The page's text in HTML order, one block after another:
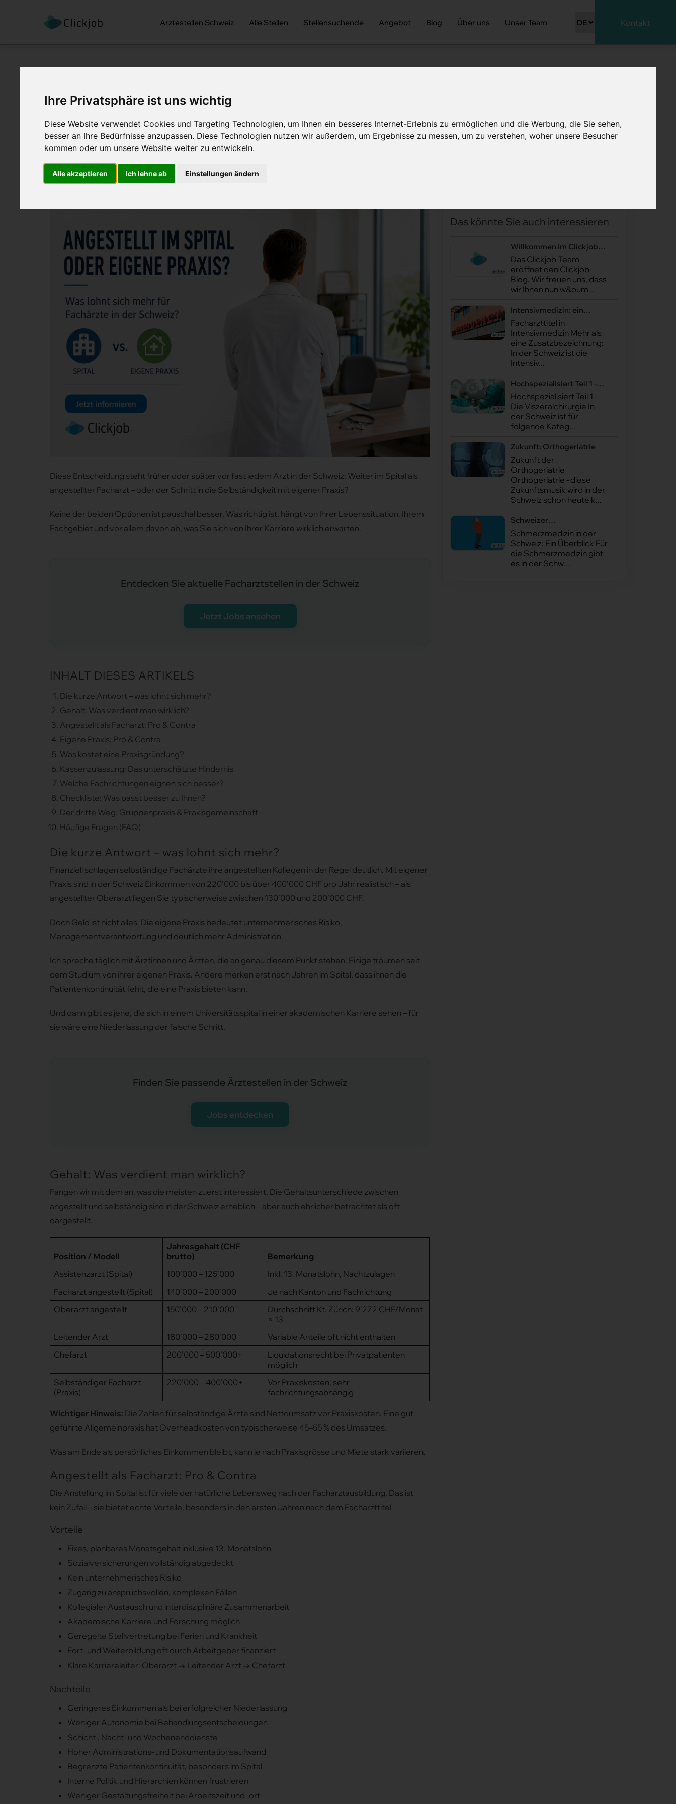
Ihre Privatsphäre ist uns wichtig
Diese Website verwendet Cookies und Targeting Technologien, um Ihnen ein besseres Internet-Erlebnis zu ermöglichen und die Werbung, die Sie sehen,
besser an Ihre Bedürfnisse anzupassen. Diese Technologien nutzen wir außerdem, um Ergebnisse zu messen, um zu verstehen, woher unsere Besucher
kommen oder um unsere Website weiter zu entwickeln.
Alle akzeptieren Ich lehne ab Einstellungen ändern
Arztestellen Schweiz Alle Stellen Stellensuchende Angebot Blog Über uns Unser Team Kontakt
Facharzt oder eigene Praxis? Pro & Contra – Der ehrliche
Vergleich 2026
Veröffentlicht: 11. Mai 2026 Ersteller: Martin Meyer
Diese Entscheidung steht früher oder später vor fast jedem Arzt in der Schweiz: Weiter im Spital als
angestellter Facharzt – oder der Schritt in die Selbständigkeit mit eigener Praxis?
Keine der beiden Optionen ist pauschal besser. Was richtig ist, hängt von Ihrer Lebenssituation, Ihrem
Fachgebiet und vor allem davon ab, was Sie sich von Ihrer Karriere wirklich erwarten.
Entdecken Sie aktuelle Facharztstellen in der Schweiz
Jetzt Jobs ansehen
INHALT DIESES ARTIKELS
Die kurze Antwort – was lohnt sich mehr?
Gehalt: Was verdient man wirklich?
Angestellt als Facharzt: Pro & Contra
Eigene Praxis: Pro & Contra
Was kostet eine Praxisgründung?
Kassenzulassung: Das unterschätzte Hindernis
Welche Fachrichtungen eignen sich besser?
Checkliste: Was passt besser zu Ihnen?
Der dritte Weg: Gruppenpraxis & Praxisgemeinschaft
Häufige Fragen (FAQ)
Die kurze Antwort – was lohnt sich mehr?
Finanziell schlagen selbständige Fachärzte ihre angestellten Kollegen in der Regel deutlich. Mit eigener
Praxis sind in der Schweiz Einkommen von 220’000 bis über 400’000 CHF pro Jahr realistisch – als
angestellter Oberarzt liegen Sie typischerweise zwischen 130’000 und 200’000 CHF.
Doch Geld ist nicht alles: Die eigene Praxis bedeutet unternehmerisches Risiko,
Managementverantwortung und deutlich mehr Administration.
Ich spreche täglich mit Ärztinnen und Ärzten, die an genau diesem Punkt stehen. Einige träumen seit
dem Studium von ihrer eigenen Praxis. Andere merken erst nach Jahren im Spital, dass ihnen die
Patientenkontinuität fehlt, die eine Praxis bieten kann.
Und dann gibt es jene, die sich in einem Universitätsspital in einer akademischen Karriere sehen – für
sie wäre eine Niederlassung der falsche Schritt.
Finden Sie passende Ärztestellen in der Schweiz
Jobs entdecken
Gehalt: Was verdient man wirklich?
Fangen wir mit dem an, was die meisten zuerst interessiert. Die Gehaltsunterschiede zwischen
angestellt und selbständig sind in der Schweiz erheblich – aber auch ehrlicher betrachtet als oft
dargestellt.
Position / Modell
Jahresgehalt (CHF
brutto)
Bemerkung
Assistenzarzt (Spital)
100’000 – 125’000
Inkl. 13. Monatslohn, Nachtzulagen
Facharzt angestellt (Spital)
140’000 – 200’000
Je nach Kanton und Fachrichtung
Oberarzt angestellt
150’000 – 210’000
Durchschnitt Kt. Zürich: 9’272 CHF/Monat
× 13
Leitender Arzt
180’000 – 280’000
Variable Anteile oft nicht enthalten
Chefarzt
200’000 – 500’000+
Liquidationsrecht bei Privatpatienten
möglich
Selbständiger Facharzt
(Praxis)
220’000 – 400’000+
Vor Praxiskosten; sehr
fachrichtungsabhängig
Wichtiger Hinweis: Die Zahlen für selbständige Ärzte sind Nettoumsatz vor Praxiskosten. Eine gut
geführte Allgemeinpraxis hat Overheadkosten von typischerweise 45–55 % des Umsatzes.
Was am Ende als persönliches Einkommen bleibt, kann je nach Praxisgrösse und Miete stark variieren.
Angestellt als Facharzt: Pro & Contra
Die Anstellung im Spital ist für viele der natürliche Lebensweg nach der Facharztausbildung. Das ist
kein Zufall – sie bietet echte Vorteile, besonders in den ersten Jahren nach dem Facharzttitel.
Vorteile
Fixes, planbares Monatsgehalt inklusive 13. Monatslohn
Sozialversicherungen vollständig abgedeckt
Kein unternehmerisches Risiko
Zugang zu anspruchsvollen, komplexen Fällen
Kollegialer Austausch und interdisziplinäre Zusammenarbeit
Akademische Karriere und Forschung möglich
Geregelte Stellvertretung bei Ferien und Krankheit
Fort- und Weiterbildung oft durch Arbeitgeber finanziert
Klare Karriereleiter: Oberarzt → Leitender Arzt → Chefarzt
Nachteile
Geringeres Einkommen als bei erfolgreicher Niederlassung
Weniger Autonomie bei Behandlungsentscheidungen
Schicht-, Nacht- und Wochenenddienste
Hoher Administrations- und Dokumentationsaufwand
Begrenzte Patientenkontinuität, besonders im Spital
Interne Politik und Hierarchien können frustrieren
Weniger Gestaltungsfreiheit bei Arbeitszeit und -ort
Das könnte Sie auch interessieren
Willkommen im Clickjob-
Blog
Das Clickjob-Team
eröffnet den Clickjob-
Blog. Wir freuen uns, dass
wir Ihnen nun w&oum...
Intensivmedizin: ein
Facharzttitel
Facharzttitel in
Intensivmedizin Mehr als
eine Zusatzbezeichnung:
In der Schweiz ist die
Intensiv...
Hochspezialisiert Teil 1 -
Viszeralchirurgie
Hochspezialisiert Teil 1 –
Die Viszeralchirurgie In
der Schweiz ist für
folgende Kateg...
Zukunft: Orthogeriatrie
Zukunft der
Orthogeriatrie
Orthogeriatrie - diese
Zukunftsmusik wird in der
Schweiz schon heute k...
Schweizer
Schmerzmedizin
Schmerzmedizin in der
Schweiz: Ein Überblick Für
die Schmerzmedizin gibt
es in der Schw...